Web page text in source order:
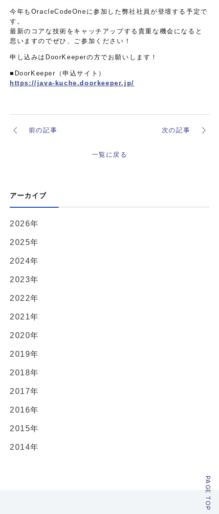
今年もOracleCodeOneに参加した弊社社員が登壇する予定で
す。
最新のコアな技術をキャッチアップする貴重な機会になると
思いますのでぜひ、ご参加ください！
申し込みはDoorKeeperの方でお願いします！
■DoorKeeper（申込サイト）
https://java-kuche.doorkeeper.jp/
前の記事
一覧に戻る
次の記事
アーカイブ
2026年
2025年
2024年
2023年
2022年
2021年
2020年
2019年
2018年
2017年
2016年
2015年
2014年
PAGE TOP